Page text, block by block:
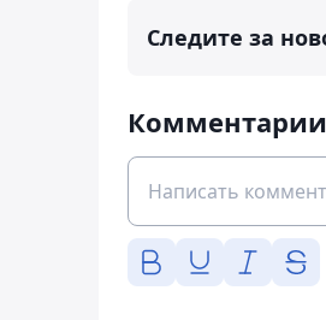
Следите за
Комментарии